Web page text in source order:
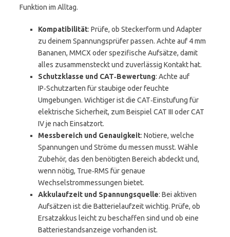
Funktion im Alltag.
Kompatibilität: Prüfe, ob Steckerform und Adapter
zu deinem Spannungsprüfer passen. Achte auf 4 mm
Bananen, MMCX oder spezifische Aufsätze, damit
alles zusammensteckt und zuverlässig Kontakt hat.
Schutzklasse und CAT‑Bewertung: Achte auf
IP‑Schutzarten für staubige oder feuchte
Umgebungen. Wichtiger ist die CAT‑Einstufung für
elektrische Sicherheit, zum Beispiel CAT III oder CAT
IV je nach Einsatzort.
Messbereich und Genauigkeit: Notiere, welche
Spannungen und Ströme du messen musst. Wähle
Zubehör, das den benötigten Bereich abdeckt und,
wenn nötig, True‑RMS für genaue
Wechselstrommessungen bietet.
Akkulaufzeit und Spannungsquelle: Bei aktiven
Aufsätzen ist die Batterielaufzeit wichtig. Prüfe, ob
Ersatzakkus leicht zu beschaffen sind und ob eine
Batteriestandsanzeige vorhanden ist.